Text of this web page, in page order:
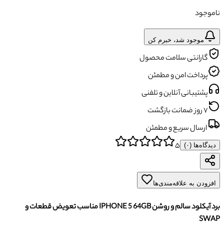
ناموجود
موجود شد، خبرم کن
گارانتی سلامت محصول
پرداخت امن و مطمئن
پشتیبانی آنلاین و تلفنی
۷ روز ضمانت بازگشت
ارسال سریع و مطمئن
دیدگاه‌ها (۰) ۵
افزودن به علاقه‌مندی‌ها
برد آیکلود سالم و روشن IPHONE 5 64GB مناسب تعویض قطعات و
SWAP